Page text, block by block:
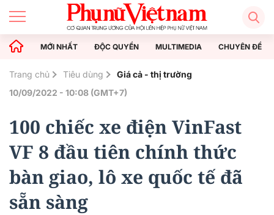
MỚI NHẤT ĐỘC QUYỀN MULTIMEDIA CHUYÊN ĐỀ
Trang chủ Tiêu dùng
Giá cả - thị trường
10/09/2022 - 10:08 (GMT+7)
100 chiếc xe điện VinFast
VF 8 đầu tiên chính thức
bàn giao, lô xe quốc tế đã
sẵn sàng